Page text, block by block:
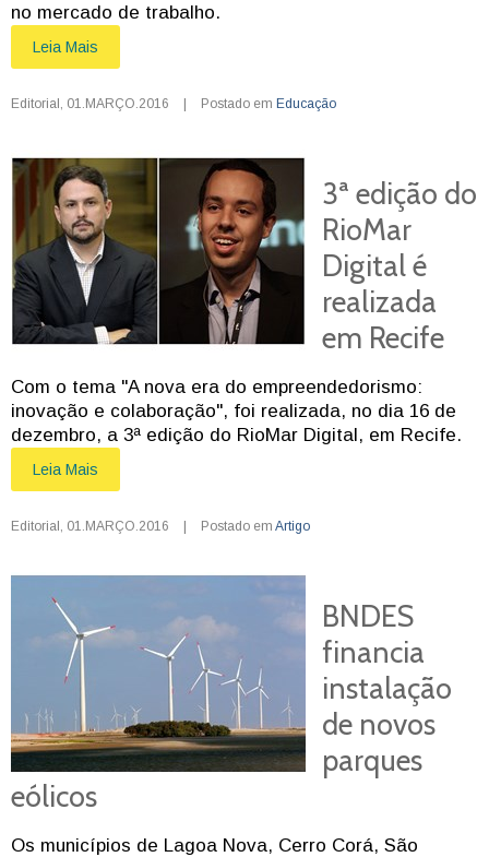
no mercado de trabalho.
Leia Mais
Editorial 01.MARÇO.2016 | Postado em Educação
3ª edição do
RioMar
Digital é
realizada
em Recife
Com o tema "A nova era do empreendedorismo:
inovação e colaboração", foi realizada, no dia 16 de
dezembro, a 3ª edição do RioMar Digital, em Recife.
Leia Mais
Editorial 01.MARÇO.2016 | Postado em Artigo
BNDES
financia
instalação
de novos
parques
eólicos
Os municípios de Lagoa Nova, Cerro Corá, São